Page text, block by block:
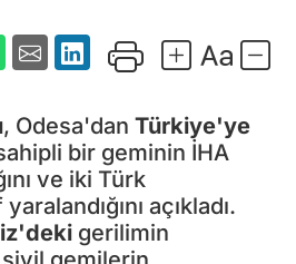
, Odesa'dan Türkiye'ye
bir geminin İHA
ve iki Türk
açıkladı.
gerilimin